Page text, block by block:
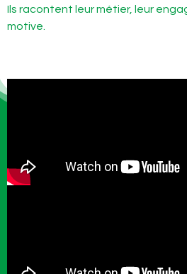
Ils racontent leur métier, leur
motive.